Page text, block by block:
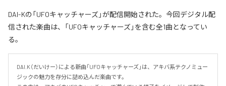
DAI-Kの「UFOキャッチャーズ」が配信開始された。今回デジタル配
信された楽曲は、「UFOキャッチャーズ」を含む全1曲となってい
る。
DAI.K（だいけー）による新曲「UFOキャッチャーズ」は、アキバ系テクノミュー
ジックの魅力を存分に詰め込んだ楽曲です。